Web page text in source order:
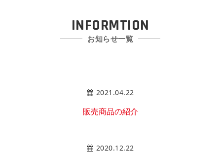
INFORMTION
お知らせ一覧
2021.04.22
販売商品の紹介
2020.12.22